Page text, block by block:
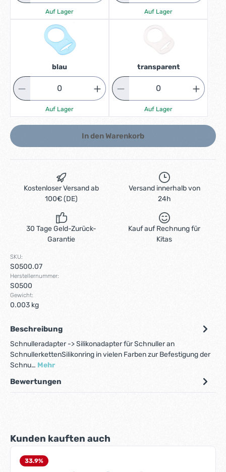
Auf Lager Auf Lager
blau
Auf Lager
transparent
Auf Lager
In den Warenkorb
Kostenloser Versand ab
100€ (DE)
Versand innerhalb von
24h
30 Tage Geld-Zurück-
Garantie
Kauf auf Rechnung für
Kitas
SKU:
S0500.07
Herstellernummer:
S0500
Gewicht:
0.003 kg
Beschreibung
Schnulleradapter -> Silikonadapter für Schnuller an
SchnullerkettenSilikonring in vielen Farben zur Befestigung der
Schnu… Mehr
Bewertungen
Produktgalerie überspringen
Kunden kauften auch
33.9%